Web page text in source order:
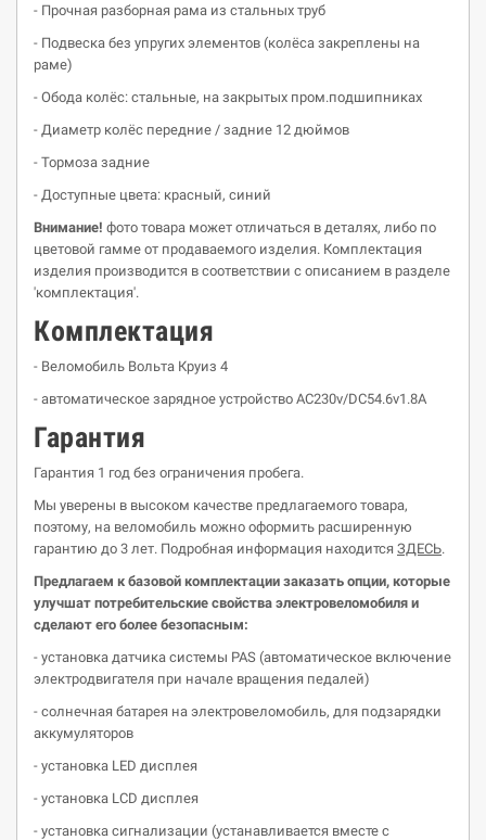
- Прочная разборная рама из стальных труб
- Подвеска без упругих элементов (колёса закреплены на
раме)
- Обода колёс: стальные, на закрытых пром.подшипниках
- Диаметр колёс передние / задние 12 дюймов
- Тормоза задние
- Доступные цвета: красный, синий
Внимание! фото товара может отличаться в деталях, либо по
цветовой гамме от продаваемого изделия. Комплектация
изделия производится в соответствии с описанием в разделе
'комплектация'.
Кoмплектация
- Веломобиль Вольта Круиз 4
- автоматическое зарядное устройство AC230v/DC54.6v1.8A
Гарантия
Гарантия 1 год без ограничения пробега.
Мы уверены в высоком качестве предлагаемого товара,
поэтому, на веломобиль можно оформить расширенную
гарантию до 3 лет. Подробная информация находится ЗДЕСЬ.
Предлагаем к базовой комплектации заказать опции, которые
улучшат потребительские свойства электровеломобиля и
сделают его более безопасным:
- установка датчика системы PAS (автоматическое включение
электродвигателя при начале вращения педалей)
- солнечная батарея на электровеломобиль, для подзарядки
аккумуляторов
- установка LED дисплея
- установка LCD дисплея
- установка сигнализации (устанавливается вместе с